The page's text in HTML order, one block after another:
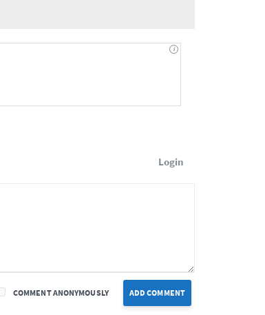
Login
ADD COMMENT
COMMENT ANONYMOUSLY